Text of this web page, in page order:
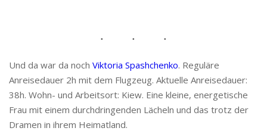
Und da war da noch Viktoria Spashchenko. Reguläre
Anreisedauer 2h mit dem Flugzeug. Aktuelle Anreisedauer:
38h. Wohn- und Arbeitsort: Kiew. Eine kleine, energetische
Frau mit einem durchdringenden Lächeln und das trotz der
Dramen in ihrem Heimatland.